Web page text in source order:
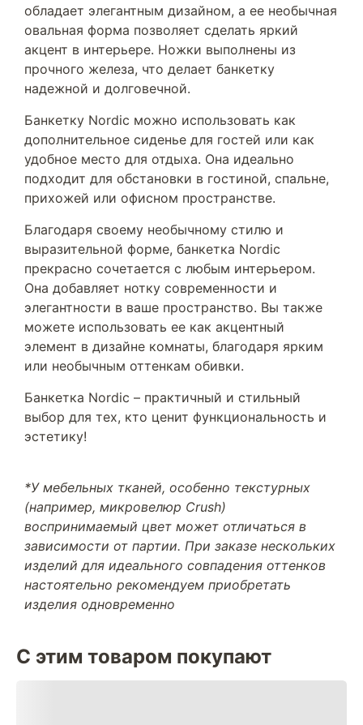
обладает элегантным дизайном, а ее необычная
овальная форма позволяет сделать яркий
акцент в интерьере. Ножки выполнены из
прочного железа, что делает банкетку
надежной и долговечной.
Банкетку Nordic можно использовать как
дополнительное сиденье для гостей или как
удобное место для отдыха. Она идеально
подходит для обстановки в гостиной, спальне,
прихожей или офисном пространстве.
Благодаря своему необычному стилю и
выразительной форме, банкетка Nordic
прекрасно сочетается с любым интерьером.
Она добавляет нотку современности и
элегантности в ваше пространство. Вы также
можете использовать ее как акцентный
элемент в дизайне комнаты, благодаря ярким
или необычным оттенкам обивки.
Банкетка Nordic – практичный и стильный
выбор для тех, кто ценит функциональность и
эстетику!
*У мебельных тканей, особенно текстурных
(например, микровелюр Crush)
воспринимаемый цвет может отличаться в
зависимости от партии. При заказе нескольких
изделий для идеального совпадения оттенков
настоятельно рекомендуем приобретать
изделия одновременно
С этим товаром покупают